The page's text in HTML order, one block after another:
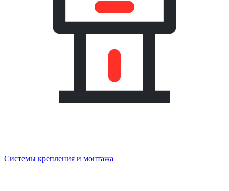
Системы крепления и монтажа